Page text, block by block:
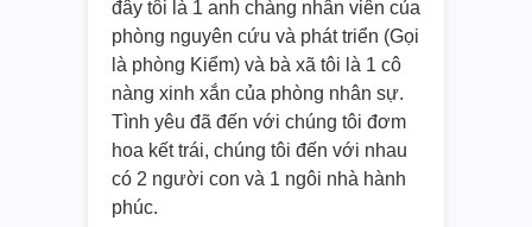
đây tôi là 1 anh chàng nhân viên của
phòng nguyên cứu và phát triển (Gọi
là phòng Kiểm) và bà xã tôi là 1 cô
nàng xinh xắn của phòng nhân sự.
Tình yêu đã đến với chúng tôi đơm
hoa kết trái, chúng tôi đến với nhau
có 2 người con và 1 ngôi nhà hành
phúc.